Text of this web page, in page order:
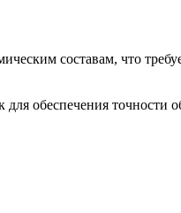
составам, что
обеспечения точности